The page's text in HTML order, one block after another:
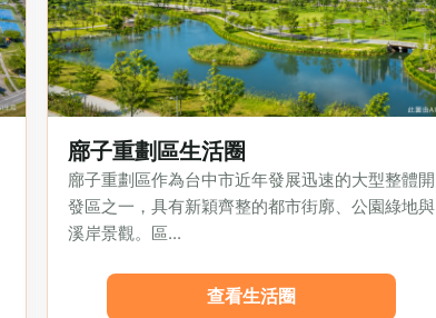
廍子重劃區生活圈
廍子重劃區作為台中市近年發展迅速的大型整體開
發區之一，具有新穎齊整的都市街廓、公園綠地與
溪岸景觀。區...
查看生活圈